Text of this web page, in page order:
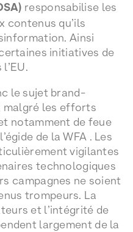
responsabilise les
contenus qu’ils
Ainsi
initiatives de
le sujet brand-
malgré les efforts
notamment de feue
de la WFA . Les
vigilantes
technologiques
campagnes ne soient
trompeurs. La
et l’intégrité de
largement de la